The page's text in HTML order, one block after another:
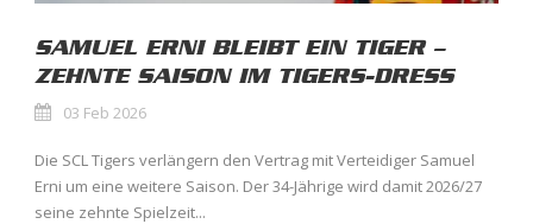
SAMUEL ERNI BLEIBT EIN TIGER –
ZEHNTE SAISON IM TIGERS-DRESS
03 Feb 2026
Die SCL Tigers verlängern den Vertrag mit Verteidiger Samuel
Erni um eine weitere Saison. Der 34-Jährige wird damit 2026/27
seine zehnte Spielzeit...